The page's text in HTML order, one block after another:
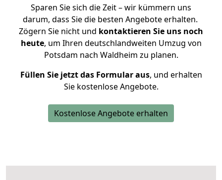
Sparen Sie sich die Zeit – wir kümmern uns
darum, dass Sie die besten Angebote erhalten.
Zögern Sie nicht und kontaktieren Sie uns noch
heute, um Ihren deutschlandweiten Umzug von
Potsdam nach Waldheim zu planen.
Füllen Sie jetzt das Formular aus, und erhalten
Sie kostenlose Angebote.
Kostenlose Angebote erhalten